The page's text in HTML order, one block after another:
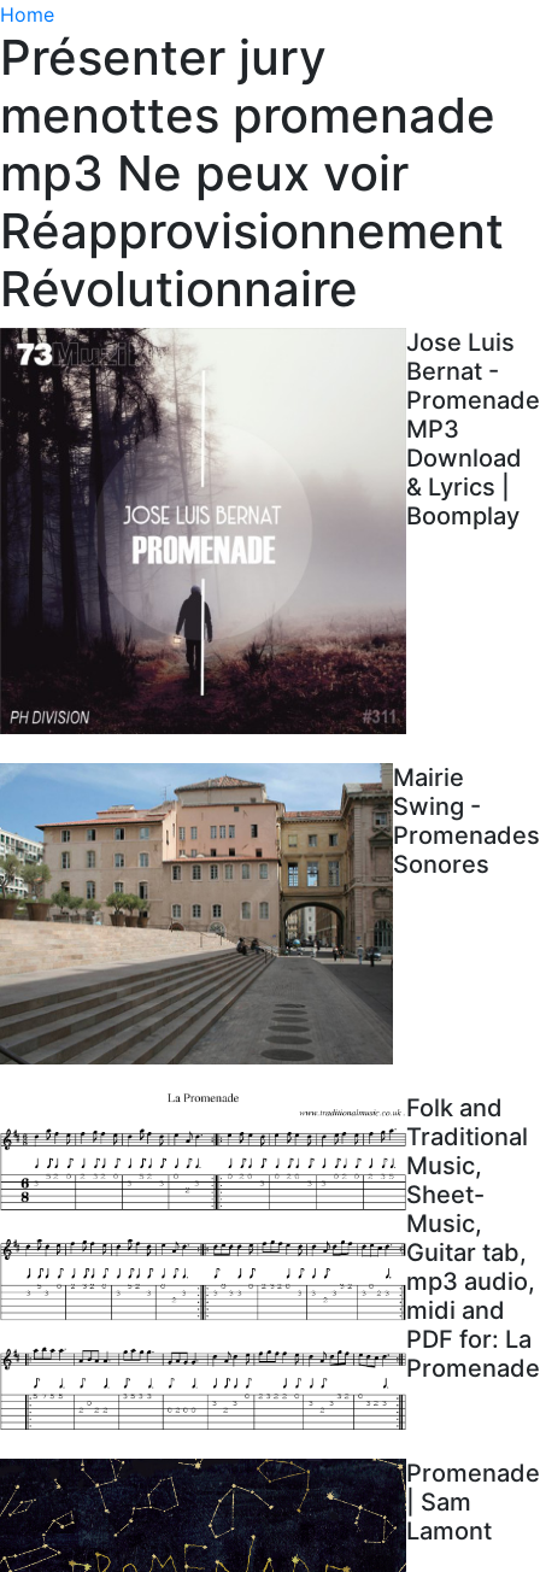
Home
Présenter jury
menottes promenade
mp3 Ne peux voir
Réapprovisionnement
Révolutionnaire
Jose Luis
Bernat -
Promenade
MP3
Download
& Lyrics |
Boomplay
Mairie
Swing -
Promenades
Sonores
Folk and
Traditional
Music,
Sheet-
Music,
Guitar tab,
mp3 audio,
midi and
PDF for: La
Promenade
Promenade
| Sam
Lamont